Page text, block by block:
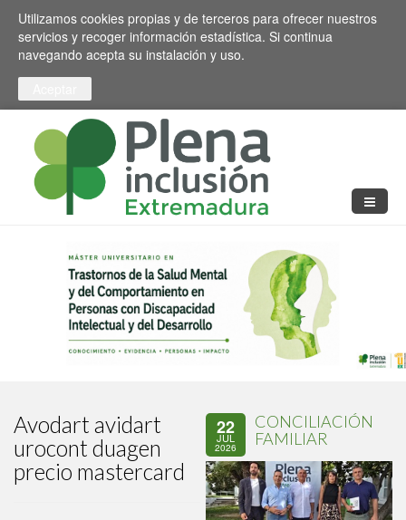
Pasar al contenido principal
Toggle high contrast
Utilizamos cookies propias y de terceros para ofrecer nuestros
servicios y recoger información estadística. Si continua
navegando acepta su instalación y uso.
Avodart avidart
urocont duagen
precio mastercard
22
JUL
2026
CONCILIACIÓN
FAMILIAR